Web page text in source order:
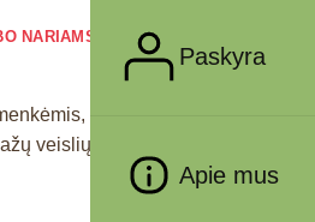
Paskyra
Apie mus
NARIAMS 16.33
moliųgais ir apelsinais
veislių šunims.